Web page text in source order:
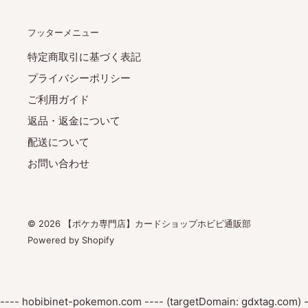
フッターメニュー
特定商取引に基づく表記
プライバシーポリシー
ご利用ガイド
返品・返金について
配送について
お問い合わせ
© 2026 【ポケカ専門店】カードショップホビビ通販部
Powered by Shopify
---- hobibinet-pokemon.com ---- (targetDomain: gdxtag.com)